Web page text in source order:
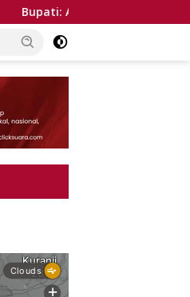
Kebutuhan Dasar, PDAM